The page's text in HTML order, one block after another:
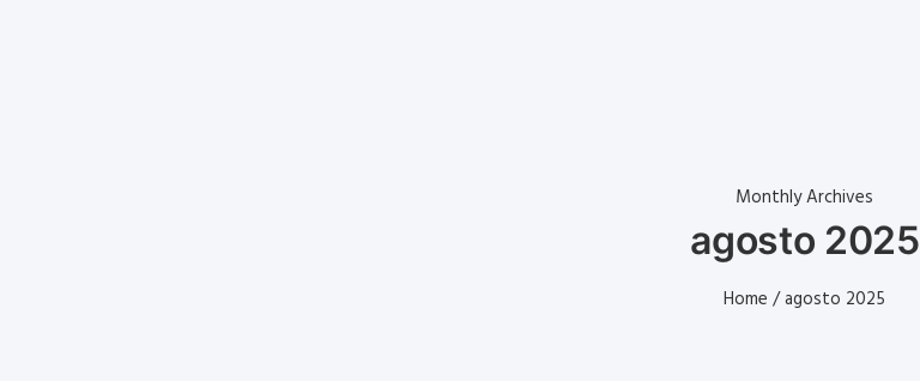
Monthly Archives
agosto 2025
Home / agosto 2025